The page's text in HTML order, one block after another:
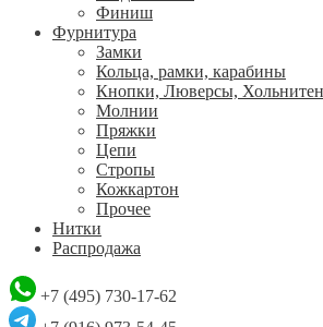
Финиш
Фурнитура
Замки
Кольца, рамки, карабины
Кнопки, Люверсы,
Молнии
Пряжки
Цепи
Стропы
Кожкартон
Прочее
Нитки
Распродажа
+7 (495) 730-17-62